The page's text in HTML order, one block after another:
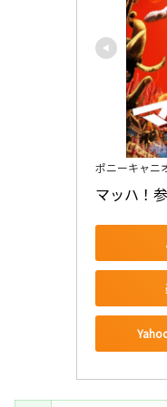
ポニーキャニ
マッハ！